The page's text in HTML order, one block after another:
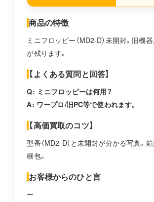
商品の特徴
ミニフロッピー（MD2-D）未開封。旧機
が残ります。
【よくある質問と回答】
Q: ミニフロッピーは何用？
A: ワープロ/旧PC等で使われます。
【高価買取のコツ】
型番（MD2-D）と未開封が分かる写真。
梱包。
お客様からのひと言
ー